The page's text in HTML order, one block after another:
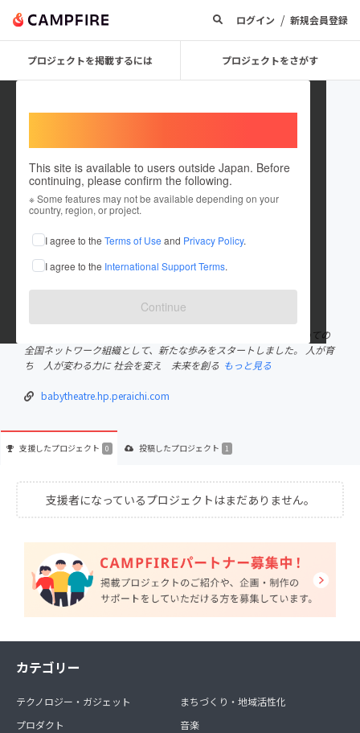
ログイン / 新規会員登録
プロジェクトを掲載するには プロジェクトをさがす
This site is available to users outside Japan. Before
continuing, please confirm the following.
※ Some features may not be available depending on your
country, region, or project.
I agree to the Terms of Use and Privacy Policy.
I agree to the International Support Terms.
Continue
一般社団法人日本ベイビーシアタ
ーネットワーク
プロジェクトオーナー
これまでに1件のプロジェクトを投稿しています
在住国：日本 現在地：未設定
出身地：未設定
2022年8月8日一般社団法人を設立 ベイビーシアターとしては初めての
全国ネットワーク組織として、新たな歩みをスタートしました。 人が育
ち 人が変わる力に 社会を変え 未来を創る もっと見る
babytheatre.hp.peraichi.com
支援したプロジェクト 0 投稿したプロジェクト 1
支援者になっているプロジェクトはまだありません。
カテゴリー
テクノロジー・ガジェット
プロダクト
まちづくり・地域活性化
音楽